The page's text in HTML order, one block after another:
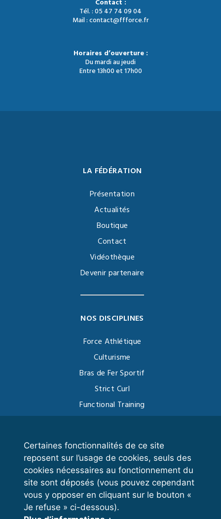
Certaines fonctionnalités de ce site
reposent sur l’usage de cookies, seuls des
cookies nécessaires au fonctionnement du
site sont déposés (vous pouvez cependant
vous y opposer en cliquant sur le bouton «
Je refuse » ci-dessous).
Contact :
Tél. : 05 47 74 09 04
Mail : contact@ffforce.fr
Horaires d’ouverture :
Du mardi au jeudi
Entre 13h00 et 17h00
LA FÉDÉRATION
Présentation
Actualités
Boutique
Contact
Vidéothèque
Devenir partenaire
NOS DISCIPLINES
Force Athlétique
Culturisme
Bras de Fer Sportif
Strict Curl
Functional Training
VOS ESPACES
Espace dirigeant
Espace licencié